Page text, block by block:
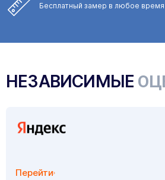
Бесплатный замер в любое время
НЕЗАВИСИМЫЕ
Перейти